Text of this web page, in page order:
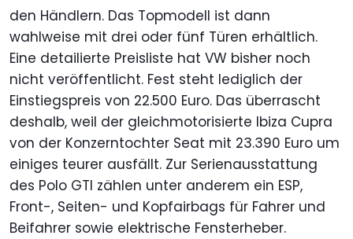
den Händlern. Das Topmodell ist dann
wahlweise mit drei oder fünf Türen erhältlich.
Eine detailierte Preisliste hat VW bisher noch
nicht veröffentlicht. Fest steht lediglich der
Einstiegspreis von 22.500 Euro. Das überrascht
deshalb, weil der gleichmotorisierte Ibiza Cupra
von der Konzerntochter Seat mit 23.390 Euro um
einiges teurer ausfällt. Zur Serienausstattung
des Polo GTI zählen unter anderem ein ESP,
Front-, Seiten- und Kopfairbags für Fahrer und
Beifahrer sowie elektrische Fensterheber.